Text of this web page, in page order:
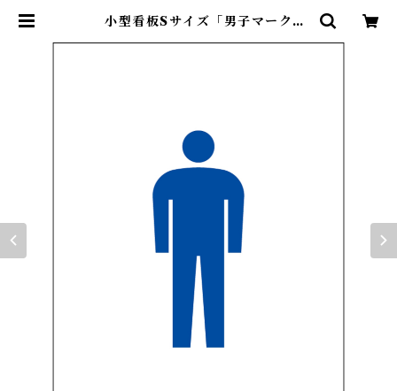
小型看板Sサイズ「男子マーク